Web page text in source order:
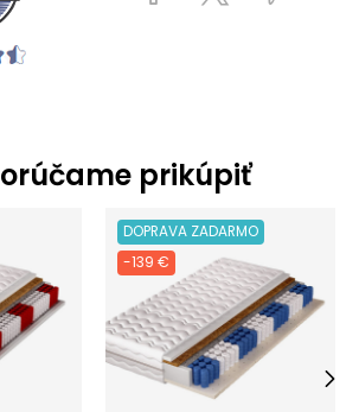
prikúpiť
DOPRAVA ZADARMO
-139 €